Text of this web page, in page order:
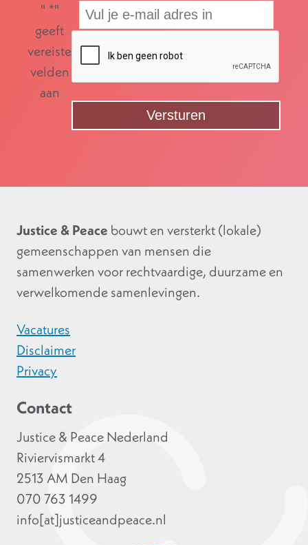
" *"
geeft
vereiste
velden
aan
Justice & Peace bouwt en versterkt (lokale)
gemeenschappen van mensen die
samenwerken voor rechtvaardige, duurzame en
verwelkomende samenlevingen.
Vacatures
Disclaimer
Privacy
Contact
Justice & Peace Nederland
Riviervismarkt 4
2513 AM Den Haag
070 763 1499
info[at]justiceandpeace.nl